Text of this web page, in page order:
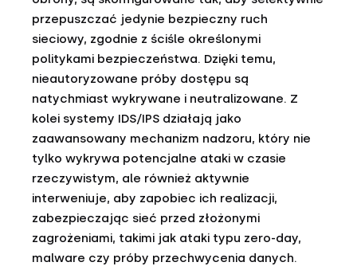
przepuszczać jedynie bezpieczny ruch
sieciowy, zgodnie z ściśle określonymi
politykami bezpieczeństwa. Dzięki temu,
nieautoryzowane próby dostępu są
natychmiast wykrywane i neutralizowane. Z
kolei systemy IDS/IPS działają jako
zaawansowany mechanizm nadzoru, który nie
tylko wykrywa potencjalne ataki w czasie
rzeczywistym, ale również aktywnie
interweniuje, aby zapobiec ich realizacji,
zabezpieczając sieć przed złożonymi
zagrożeniami, takimi jak ataki typu zero-day,
malware czy próby przechwycenia danych.